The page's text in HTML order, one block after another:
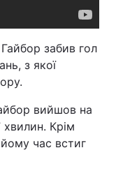
забив гол
з якої
вийшов на
хвилин. Крім
час встиг